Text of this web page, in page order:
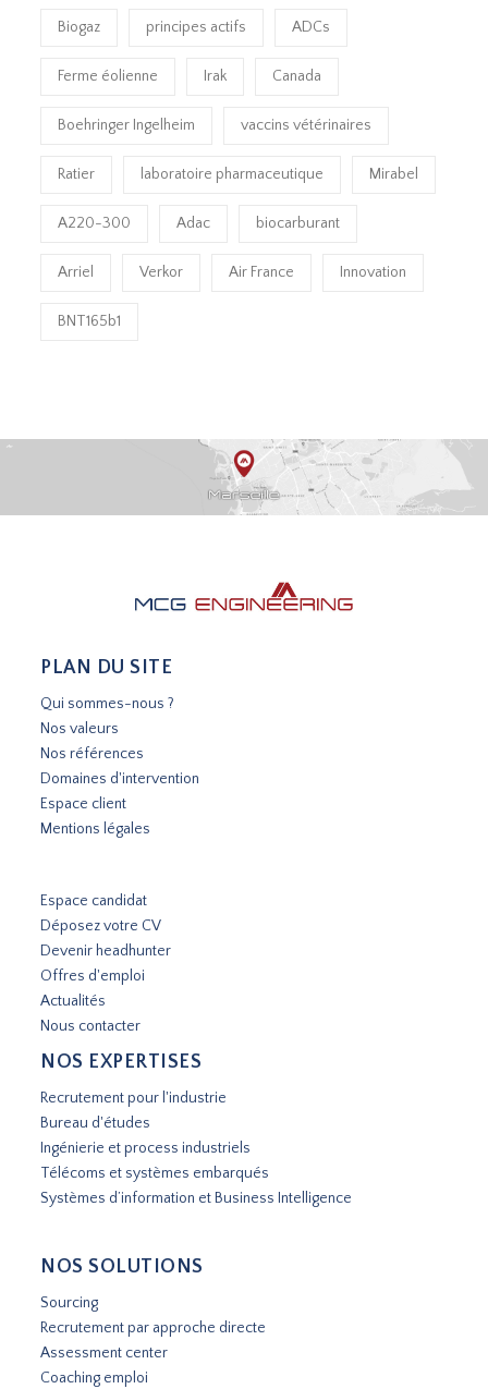
Biogaz principes actifs ADCs
Ferme éolienne Irak Canada
Boehringer Ingelheim vaccins vétérinaires
Ratier laboratoire pharmaceutique Mirabel
A220-300 Adac biocarburant
Arriel Verkor Air France Innovation
BNT165b1
PLAN DU SITE
Qui sommes-nous ?
Nos valeurs
Nos références
Domaines d'intervention
Espace client
Mentions légales
Espace candidat
Déposez votre CV
Devenir headhunter
Offres d'emploi
Actualités
Nous contacter
NOS EXPERTISES
Recrutement pour l'industrie
Bureau d'études
Ingénierie et process industriels
Télécoms et systèmes embarqués
Systèmes d’information et Business Intelligence
NOS SOLUTIONS
Sourcing
Recrutement par approche directe
Assessment center
Coaching emploi